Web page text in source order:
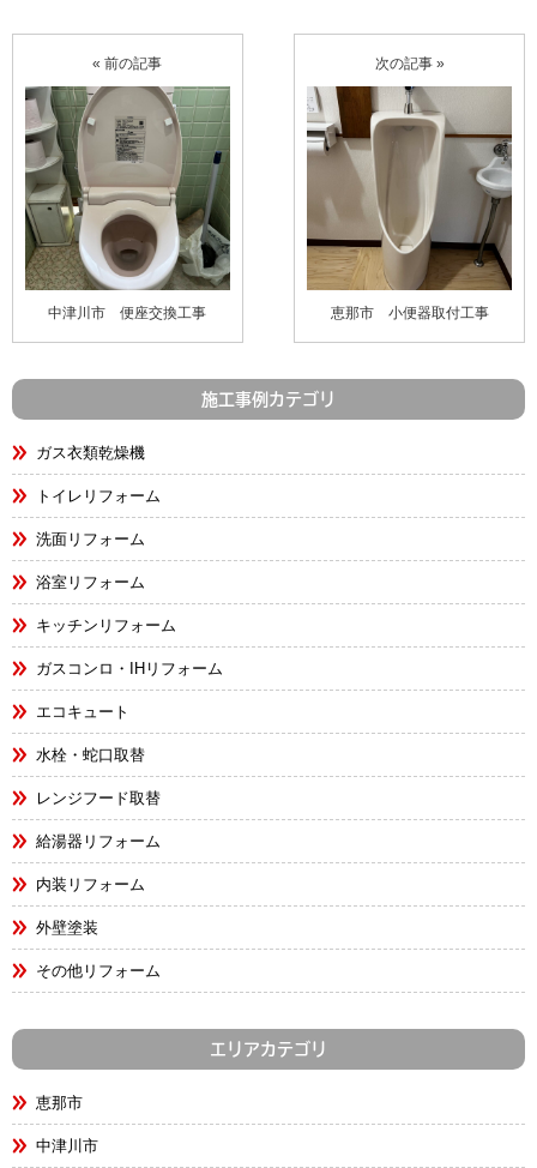
« 前の記事
中津川市 便座交換工事
次の記事 »
恵那市 小便器取付工事
施工事例カテゴリ
ガス衣類乾燥機
トイレリフォーム
洗面リフォーム
浴室リフォーム
キッチンリフォーム
ガスコンロ・IHリフォーム
エコキュート
水栓・蛇口取替
レンジフード取替
給湯器リフォーム
内装リフォーム
外壁塗装
その他リフォーム
エリアカテゴリ
恵那市
中津川市